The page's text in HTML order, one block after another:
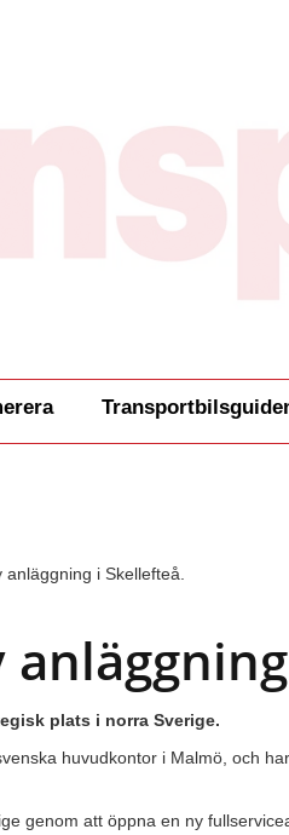
anläggning i Skellefteå.
plats i norra Sverige.
huvudkontor i Malmö, och
genom att öppna en ny